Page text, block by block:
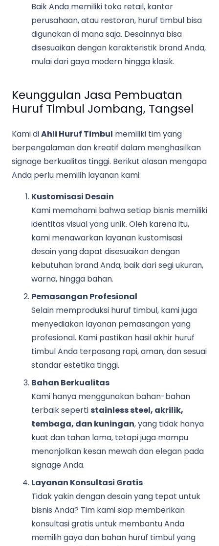
Baik Anda memiliki toko retail, kantor
perusahaan, atau restoran, huruf timbul bisa
digunakan di mana saja. Desainnya bisa
disesuaikan dengan karakteristik brand Anda,
mulai dari gaya modern hingga klasik.
Keunggulan Jasa Pembuatan
Huruf Timbul Jombang, Tangsel
Kami diAhli Huruf Timbul memiliki tim yang
berpengalaman dan kreatif dalam menghasilkan
signage berkualitas tinggi. Berikut alasan mengapa
Anda perlu memilih layanan kami:
Kustomisasi Desain
Kami memahami bahwa setiap bisnis memiliki
identitas visual yang unik. Oleh karena itu,
kami menawarkan layanan kustomisasi
desain yang dapat disesuaikan dengan
kebutuhan brand Anda, baik dari segi ukuran,
warna, hingga bahan.
Pemasangan Profesional
Selain memproduksi huruf timbul, kami juga
menyediakan layanan pemasangan yang
profesional. Kami pastikan hasil akhir huruf
timbul Anda terpasang rapi, aman, dan sesuai
standar estetika tinggi.
Bahan Berkualitas
Kami hanya menggunakan bahan-bahan
terbaik seperti stainless steel, akrilik,
tembaga, dan kuningan, yang tidak hanya
kuat dan tahan lama, tetapi juga mampu
menonjolkan kesan mewah dan elegan pada
signage Anda.
Layanan Konsultasi Gratis
Tidak yakin dengan desain yang tepat untuk
bisnis Anda? Tim kami siap memberikan
konsultasi gratis untuk membantu Anda
memilih gaya dan bahan huruf timbul yang